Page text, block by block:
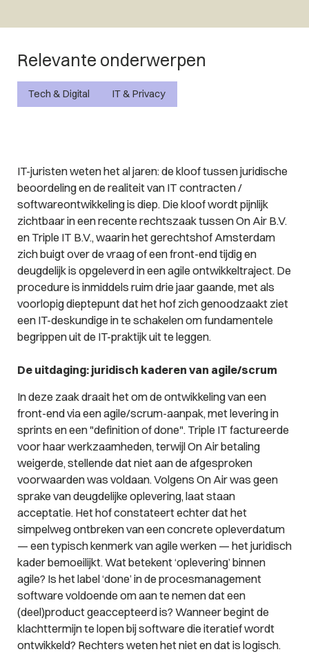
Relevante onderwerpen
Tech & Digital IT & Privacy
IT-juristen weten het al jaren: de kloof tussen juridische
beoordeling en de realiteit van IT contracten /
softwareontwikkeling is diep. Die kloof wordt pijnlijk
zichtbaar in een recente rechtszaak tussen On Air B.V.
en Triple IT B.V., waarin het gerechtshof Amsterdam
zich buigt over de vraag of een front-end tijdig en
deugdelijk is opgeleverd in een agile ontwikkeltraject. De
procedure is inmiddels ruim drie jaar gaande, met als
voorlopig dieptepunt dat het hof zich genoodzaakt ziet
een IT-deskundige in te schakelen om fundamentele
begrippen uit de IT-praktijk uit te leggen.
De uitdaging: juridisch kaderen van agile/scrum
In deze zaak draait het om de ontwikkeling van een
front-end via een agile/scrum-aanpak, met levering in
sprints en een "definition of done". Triple IT factureerde
voor haar werkzaamheden, terwijl On Air betaling
weigerde, stellende dat niet aan de afgesproken
voorwaarden was voldaan. Volgens On Air was geen
sprake van deugdelijke oplevering, laat staan
acceptatie. Het hof constateert echter dat het
simpelweg ontbreken van een concrete opleverdatum
— een typisch kenmerk van agile werken — het juridisch
kader bemoeilijkt. Wat betekent ‘oplevering’ binnen
agile? Is het label ‘done’ in de procesmanagement
software voldoende om aan te nemen dat een
(deel)product geaccepteerd is? Wanneer begint de
klachttermijn te lopen bij software die iteratief wordt
ontwikkeld? Rechters weten het niet en dat is logisch.